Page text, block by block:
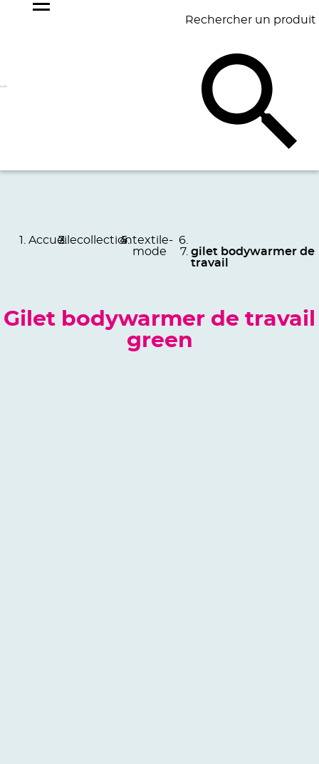
Rechercher un produit
BAGAGERIE BUREAU
Accueil ecollectiontextile-
mode
gilet bodywarmer de
travail
Gilet bodywarmer de travail
green